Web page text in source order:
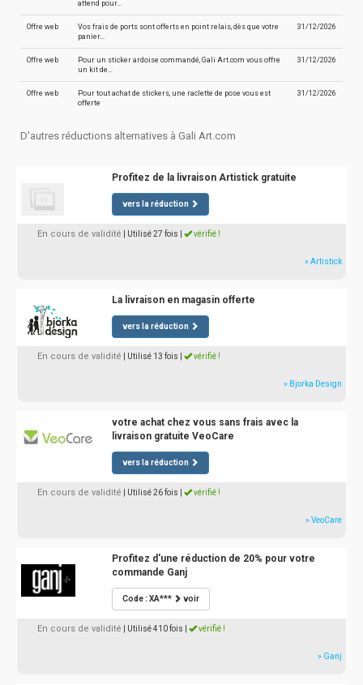
attend pour…
Offre web
Vos frais de ports sont offerts en point relais, dès que votre
panier…
31/12/2026
Offre web
Pour un sticker ardoise commandé, Gali Art.com vous offre
un kit de…
31/12/2026
Offre web
Pour tout achat de stickers, une raclette de pose vous est
offerte
31/12/2026
D'autres réductions alternatives à Gali Art.com
Profitez de la livraison Artistick gratuite
vers la réduction
En cours de validité | Utilisé 27 fois vérifié !
» Artistick
La livraison en magasin offerte
vers la réduction
En cours de validité | Utilisé 13 fois vérifié !
» Bjorka Design
votre achat chez vous sans frais avec la
livraison gratuite VeoCare
vers la réduction
En cours de validité | Utilisé 26 fois vérifié !
» VeoCare
Profitez d'une réduction de 20% pour votre
commande Ganj
Code : XA*** voir
En cours de validité | Utilisé 410 fois vérifié !
» Ganj